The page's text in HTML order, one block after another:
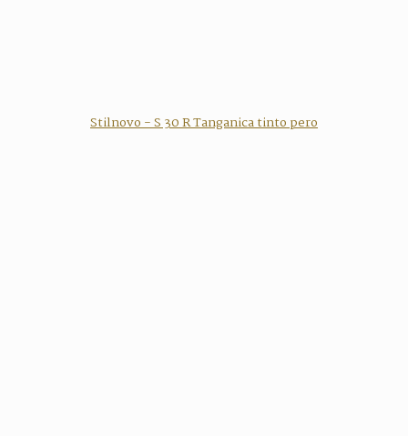
Stilnovo - S 30 R Tanganica tinto pero